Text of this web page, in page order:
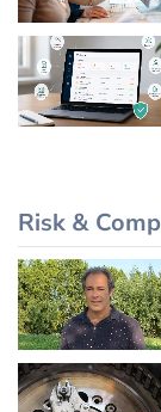
Risk &